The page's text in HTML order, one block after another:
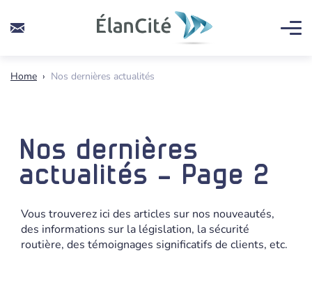
Home › Nos dernières actualités
Nos dernières
actualités - Page 2
Vous trouverez ici des articles sur nos nouveautés,
des informations sur la législation, la sécurité
routière, des témoignages significatifs de clients, etc.